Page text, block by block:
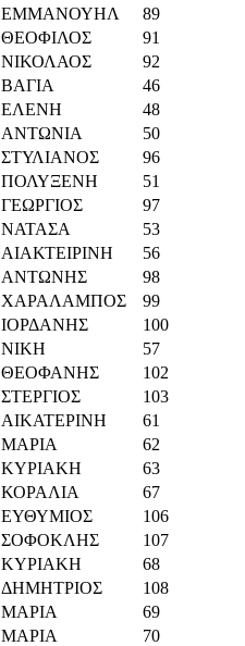
ΕΜΜΑΝΟΥΗΛ
89
ΘΕΟΦΙΛΟΣ
91
ΝΙΚΟΛΑΟΣ
92
ΒΑΓΙΑ
46
ΕΛΕΝΗ
48
ΑΝΤΩΝΙΑ
50
ΣΤΥΛΙΑΝΟΣ
96
ΠΟΛΥΞΕΝΗ
51
ΓΕΩΡΓΙΟΣ
97
ΝΑΤΑΣΑ
53
ΑΙΑΚΤΕΙΡΙΝΗ
56
ΑΝΤΩΝΗΣ
98
ΧΑΡΑΛΑΜΠΟΣ
99
ΙΟΡΔΑΝΗΣ
100
ΝΙΚΗ
57
ΘΕΟΦΑΝΗΣ
102
ΣΤΕΡΓΙΟΣ
103
ΑΙΚΑΤΕΡΙΝΗ
61
ΜΑΡΙΑ
62
ΚΥΡΙΑΚΗ
63
ΚΟΡΑΛΙΑ
67
ΕΥΘΥΜΙΟΣ
106
ΣΟΦΟΚΛΗΣ
107
ΚΥΡΙΑΚΗ
68
ΔΗΜΗΤΡΙΟΣ
108
ΜΑΡΙΑ
69
ΜΑΡΙΑ 70